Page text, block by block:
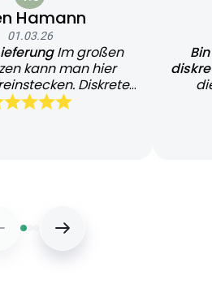
Hamann
01.03.26
Im großen
kann man hier
Diskrete
Lieferung